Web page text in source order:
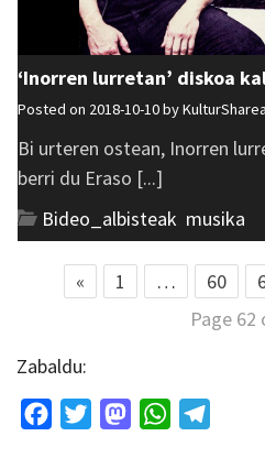
‘Inorren lurretan’ diskoa
Posted on 2018-10-10 byKulturSharea
Bi urteren ostean, Inorren
berri du Eraso [...]
Bideo_albisteak musika
« 1 … 60
Page 62
Zabaldu:
FacebookTwitterMastodonWhatsApp